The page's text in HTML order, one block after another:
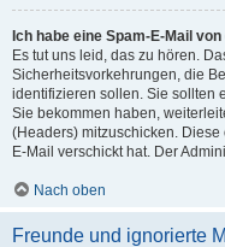
Ich habe eine Spam-E-Mail
Es tut uns leid, das zu hören.
Sicherheitsvorkehrungen, die
identifizieren sollen. Sie sollten
Sie bekommen haben,
(Headers) mitzuschicken.
E-Mail verschickt hat. Der
Nach oben
Freunde und ignorierte